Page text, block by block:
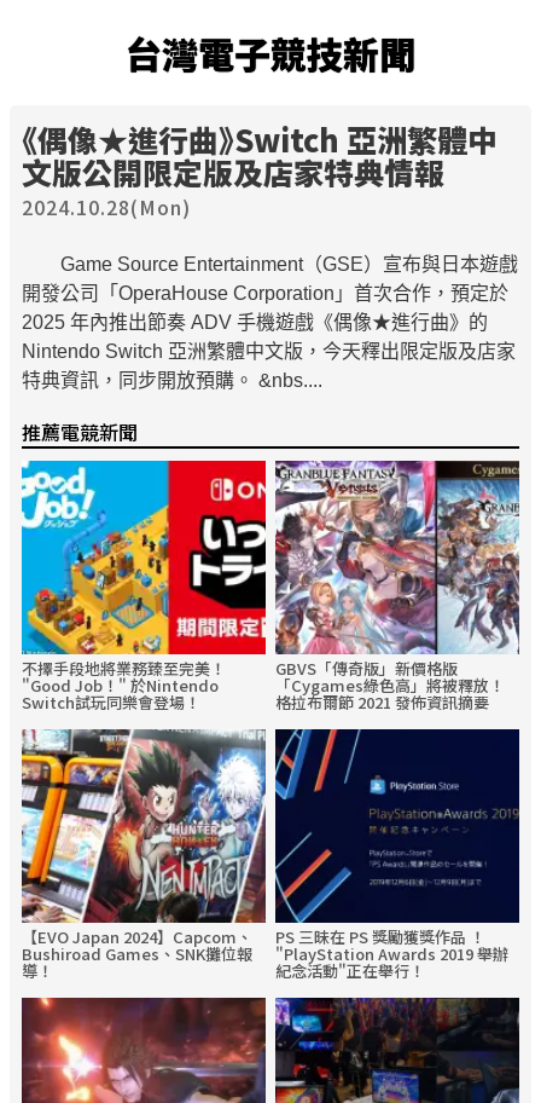
台灣電子競技新聞
《偶像★進行曲》Switch 亞洲繁體中
文版公開限定版及店家特典情報
2024.10.28(Mon)
Game Source Entertainment（GSE）宣布與日本遊戲
開發公司「OperaHouse Corporation」首次合作，預定於
2025 年內推出節奏 ADV 手機遊戲《偶像★進行曲》的
Nintendo Switch 亞洲繁體中文版，今天釋出限定版及店家
特典資訊，同步開放預購。 &nbs....
推薦電競新聞
不擇手段地將業務臻至完美！
"Good Job！" 於Nintendo
Switch試玩同樂會登場！
GBVS「傳奇版」新價格版
「Cygames綠色高」將被釋放！
格拉布爾節 2021 發佈資訊摘要
【EVO Japan 2024】Capcom、
Bushiroad Games、SNK攤位報
導！
PS 三昧在 PS 獎勵獲獎作品 ！
"PlayStation Awards 2019 舉辦
紀念活動"正在舉行！